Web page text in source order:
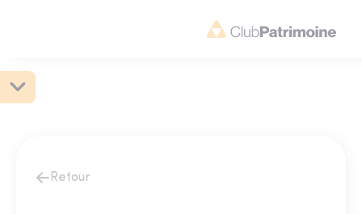
Retour